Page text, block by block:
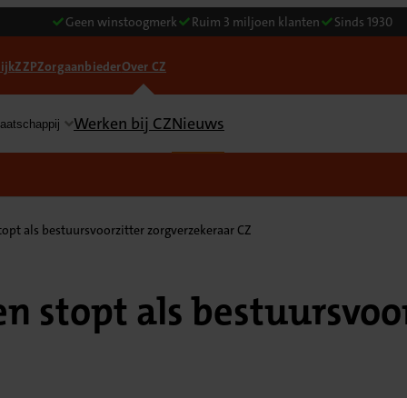
Geen winstoogmerk Ruim 3 miljoen klanten Sinds 1930
ZZPZorgaanbiederOver CZ
Werken bij CZNieuws
als bestuursvoorzitter zorgverzekeraar CZ
stopt als